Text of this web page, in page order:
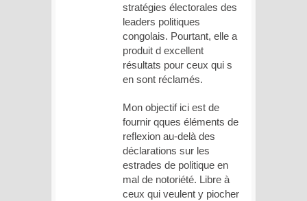
stratégies électorales des
leaders politiques
congolais. Pourtant, elle a
produit d excellent
résultats pour ceux qui s
en sont réclamés.
Mon objectif ici est de
fournir qques éléments de
reflexion au-delà des
déclarations sur les
estrades de politique en
mal de notoriété. Libre à
ceux qui veulent y piocher